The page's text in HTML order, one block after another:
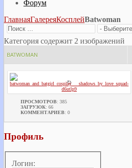
Форум
ГлавнаяГалереяКосплейBatwoman
Категория содержит 2 изображений
BATWOMAN
ПРОСМОТРОВ: 385
ЗАГРУЗОК: 66
КОММЕНТАРИЕВ: 0
Профиль
Логин: